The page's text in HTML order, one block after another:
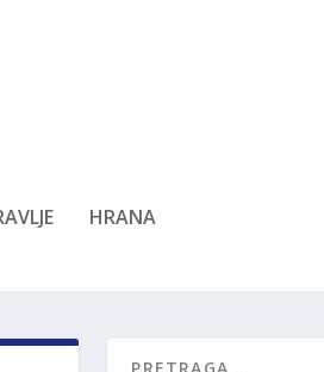
HRANA